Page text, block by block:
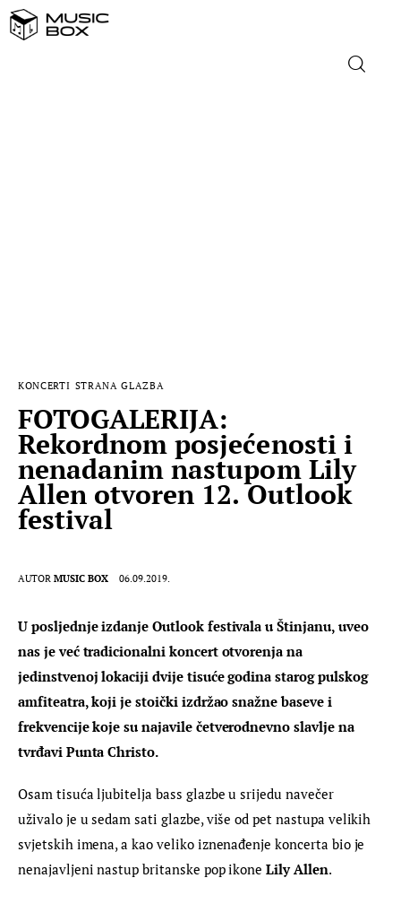
KONCERTI STRANA GLAZBA
FOTOGALERIJA:
Rekordnom posjećenosti i
nenadanim nastupom Lily
Allen otvoren 12. Outlook
festival
AUTOR MUSIC BOX 06.09.2019.
U posljednje izdanje Outlook festivala u Štinjanu, uveo
nas je već tradicionalni koncert otvorenja na
jedinstvenoj lokaciji dvije tisuće godina starog pulskog
amfiteatra, koji je stoički izdržao snažne baseve i
frekvencije koje su najavile četverodnevno slavlje na
tvrđavi Punta Christo.
Osam tisuća ljubitelja bass glazbe u srijedu navečer
uživalo je u sedam sati glazbe, više od pet nastupa velikih
svjetskih imena, a kao veliko iznenađenje koncerta bio je
nenajavljeni nastup britanske pop ikone Lily Allen.